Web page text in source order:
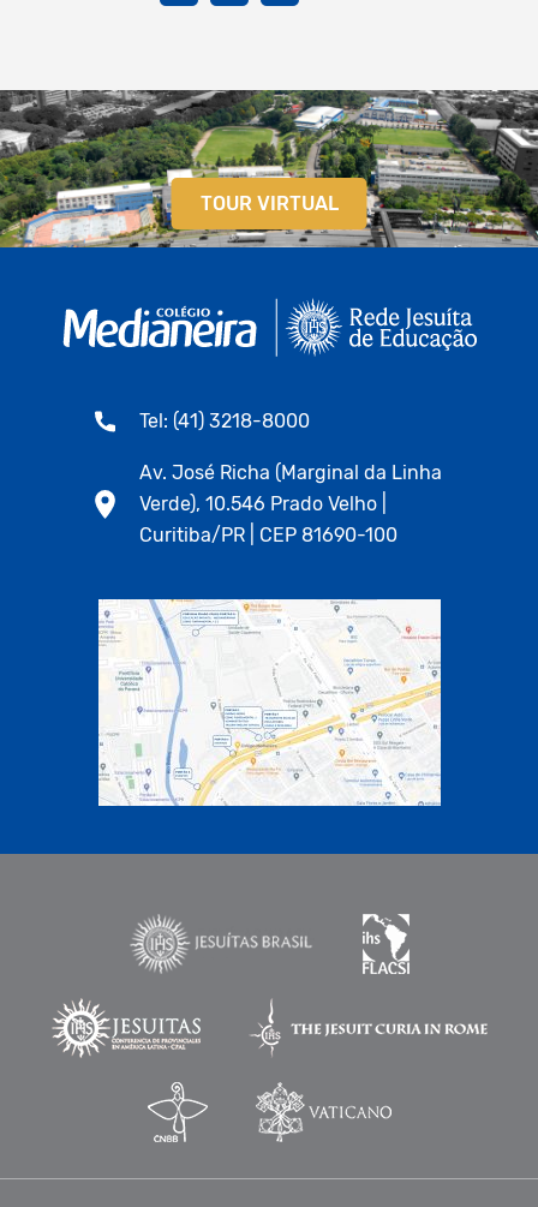
TOUR VIRTUAL
Tel: (41) 3218-8000
Av. José Richa (Marginal da Linha
Verde), 10.546 Prado Velho |
Curitiba/PR | CEP 81690-100